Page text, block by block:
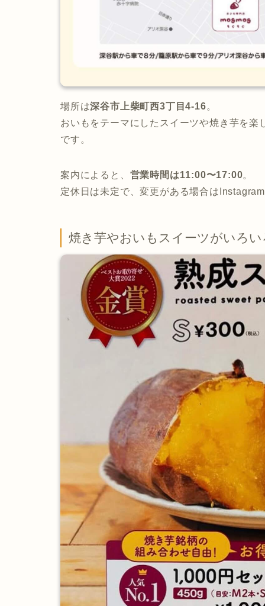
場所は深谷市上柴町西3丁目4-16。
おいもをテーマにしたスイーツや焼き芋を楽
です。
案内によると、 営業時間は11:00〜17:00。
定休日は未定で、変更がある場合は
焼き芋やおいもスイーツがいろい